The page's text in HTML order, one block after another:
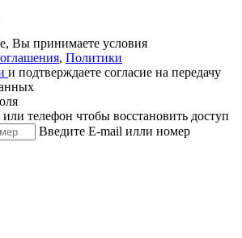
Вы принимаете условия
, Политики
и подтверждаете согласие на передачу
телефон чтобы восстановить доступ
Введите E-mail илли номер